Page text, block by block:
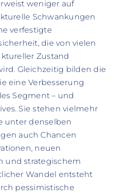
weniger auf
Schwankungen
verfestigte
die von vielen
Zustand
Gleichzeitig bilden die
eine Verbesserung
Segment – und
Sie stehen vielmehr
unter denselben
auch Chancen
neuen
und strategischem
Wandel entsteht
pessimistische